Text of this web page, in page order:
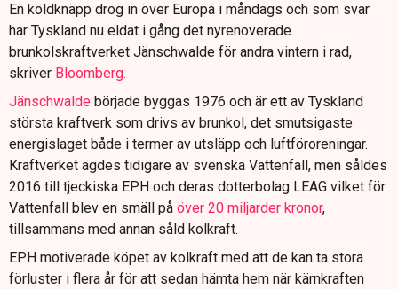
En köldknäpp drog in över Europa i måndags och som svar
har Tyskland nu eldat i gång det nyrenoverade
brunkolskraftverket Jänschwalde för andra vintern i rad,
skriver Bloomberg.
Jänschwalde började byggas 1976 och är ett av Tyskland
största kraftverk som drivs av brunkol, det smutsigaste
energislaget både i termer av utsläpp och luftföroreningar.
Kraftverket ägdes tidigare av svenska Vattenfall, men såldes
2016 till tjeckiska EPH och deras dotterbolag LEAG vilket för
Vattenfall blev en smäll på över 20 miljarder kronor,
tillsammans med annan såld kolkraft.
EPH motiverade köpet av kolkraft med att de kan ta stora
förluster i flera år för att sedan hämta hem när kärnkraften